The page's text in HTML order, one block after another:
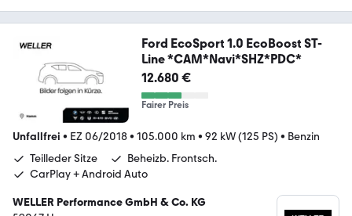
Ford EcoSport 1.0 EcoBoost ST-
Line *CAM*Navi*SHZ*PDC*
12.680 €
Fairer Preis
Unfallfrei • EZ 06/2018• 105.000 km • 92 kW (125 PS) • Benzin
Teilleder Sitze
Beheizb. Frontsch.
CarPlay + Android Auto
WELLER Performance GmbH & Co. KG